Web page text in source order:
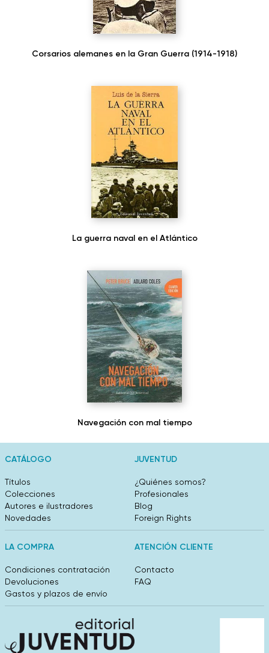
Corsarios alemanes en la Gran Guerra (1914-1918)
La guerra naval en el Atlántico
Navegación con mal tiempo
CATÁLOGO
Títulos
Colecciones
Autores e ilustradores
Novedades
JUVENTUD
¿Quiénes somos?
Profesionales
Blog
Foreign Rights
LA COMPRA
Condiciones contratación
Devoluciones
Gastos y plazos de envío
ATENCIÓN CLIENTE
Contacto
FAQ